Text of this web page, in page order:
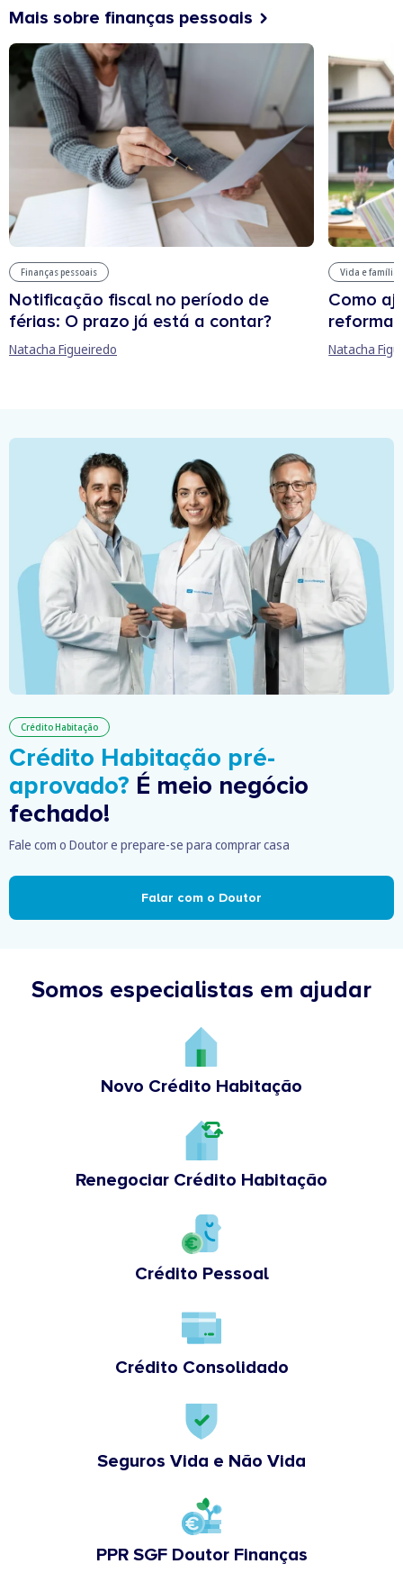
Mais sobre finanças pessoais
Finanças pessoais
Notificação fiscal no período de
férias: O prazo já está a contar?
Natacha Figueiredo
Vida e família
Como
reforma
Natacha
Crédito Habitação
Crédito Habitação pré-
aprovado? É meio negócio
fechado!
Fale com o Doutor e prepare-se para comprar casa
Falar com o Doutor
Somos especialistas em ajudar
Novo Crédito Habitação
Renegociar Crédito Habitação
Crédito Pessoal
Crédito Consolidado
Seguros Vida e Não Vida
PPR SGF Doutor Finanças